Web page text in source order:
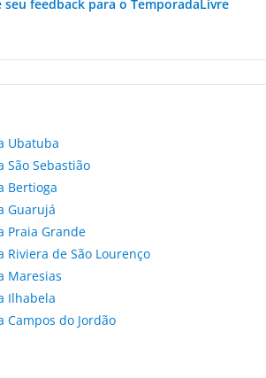
seu feedback para o TemporadaLivre
Ubatuba
São Sebastião
Bertioga
Guarujá
Praia Grande
Riviera de São Lourenço
Maresias
Ilhabela
Campos do Jordão